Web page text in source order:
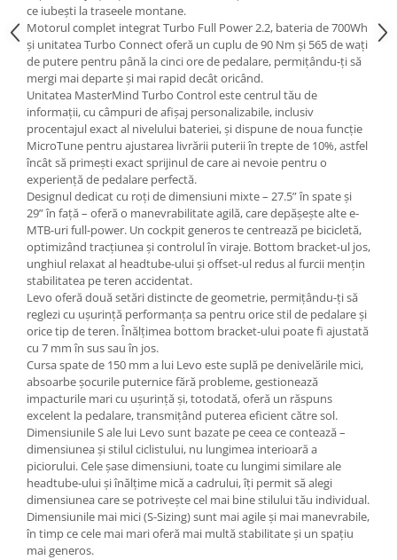
Schimbătoare spate
Piese schimbătoare
Șei
Tije sa
Tije telescopice
Coliere tije șa
Manete tije telescopice
Piese tije sa
Tije fixe
Tubeless și soluții anti-pană
Amortizoare spate
Arcuri
Groupset
ce iubești la traseele montane.
Motorul complet integrat Turbo Full Power 2.2, bateria de 700Wh
și unitatea Turbo Connect oferă un cuplu de 90 Nm și 565 de wați
de putere pentru până la cinci ore de pedalare, permițându-ți să
mergi mai departe și mai rapid decât oricând.
Unitatea MasterMind Turbo Control este centrul tău de
informații, cu câmpuri de afișaj personalizabile, inclusiv
procentajul exact al nivelului bateriei, și dispune de noua funcție
MicroTune pentru ajustarea livrării puterii în trepte de 10%, astfel
încât să primești exact sprijinul de care ai nevoie pentru o
experiență de pedalare perfectă.
Designul dedicat cu roți de dimensiuni mixte – 27.5” în spate și
29” în față – oferă o manevrabilitate agilă, care depășește alte e-
MTB-uri full-power. Un cockpit generos te centrează pe bicicletă,
optimizând tracțiunea și controlul în viraje. Bottom bracket-ul jos,
unghiul relaxat al headtube-ului și offset-ul redus al furcii mențin
stabilitatea pe teren accidentat.
Levo oferă două setări distincte de geometrie, permițându-ți să
reglezi cu ușurință performanța sa pentru orice stil de pedalare și
orice tip de teren. Înălțimea bottom bracket-ului poate fi ajustată
cu 7 mm în sus sau în jos.
Cursa spate de 150 mm a lui Levo este suplă pe denivelările mici,
absoarbe șocurile puternice fără probleme, gestionează
impacturile mari cu ușurință și, totodată, oferă un răspuns
excelent la pedalare, transmițând puterea eficient către sol.
Dimensiunile S ale lui Levo sunt bazate pe ceea ce contează –
dimensiunea și stilul ciclistului, nu lungimea interioară a
piciorului. Cele șase dimensiuni, toate cu lungimi similare ale
headtube-ului și înălțime mică a cadrului, îți permit să alegi
dimensiunea care se potrivește cel mai bine stilului tău individual.
Dimensiunile mai mici (S-Sizing) sunt mai agile și mai manevrabile,
în timp ce cele mai mari oferă mai multă stabilitate și un spațiu
mai generos.